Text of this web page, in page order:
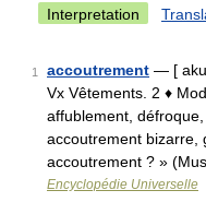
Interpretation
1 accoutrement — [
Vx Vêtements. 2 ♦
affublement,
accoutrement bizarre,
accoutrement ? »
Encyclopédie Universelle